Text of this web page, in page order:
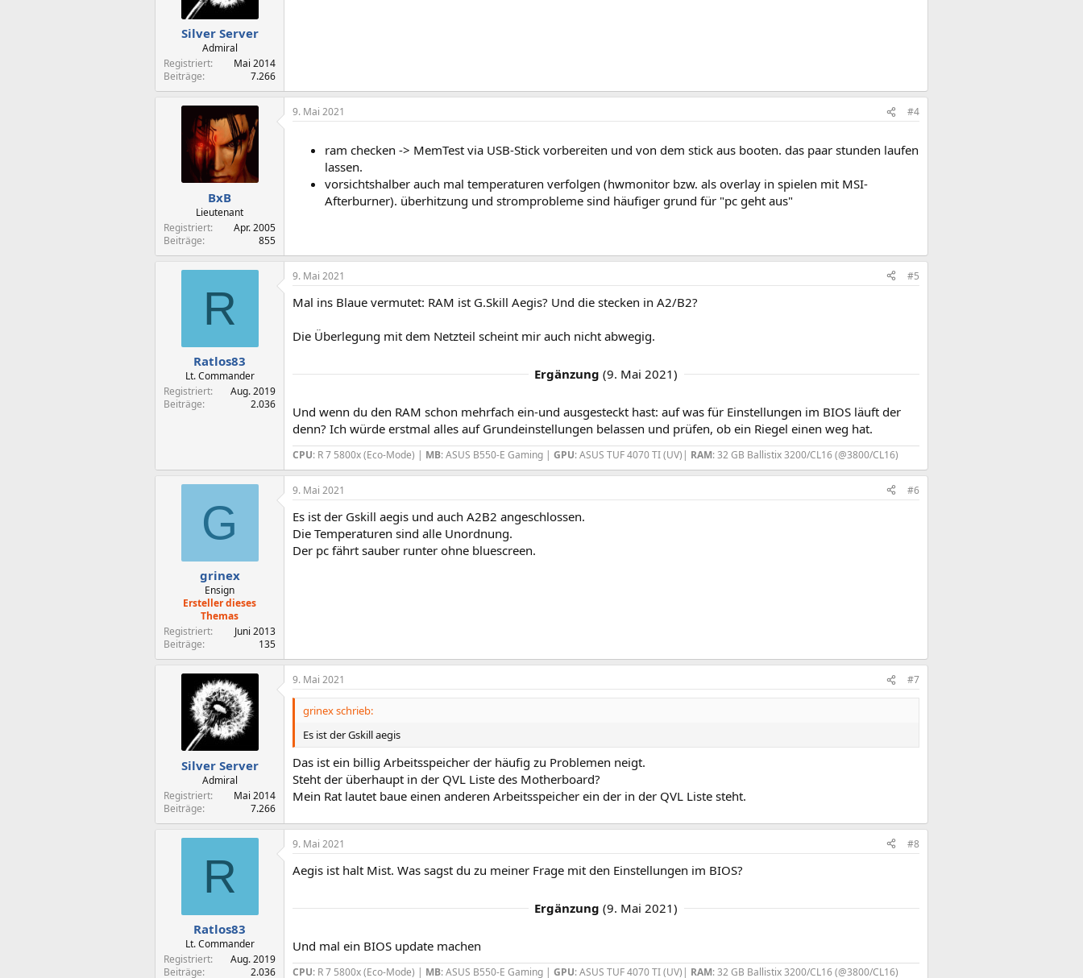
Silver Server
Admiral
Registriert
Mai 2014
Beiträge
7.266
BxB
Lieutenant
Registriert
Apr. 2005
Beiträge
855
9. Mai 2021 #4
ram checken -> MemTest via USB-Stick vorbereiten und von dem stick aus booten. das paar stunden laufen
lassen.
vorsichtshalber auch mal temperaturen verfolgen (hwmonitor bzw. als overlay in spielen mit MSI-
Afterburner). überhitzung und stromprobleme sind häufiger grund für "pc geht aus"
R
Ratlos83
Lt. Commander
Registriert
Aug. 2019
Beiträge
2.036
9. Mai 2021 #5
Mal ins Blaue vermutet: RAM ist G.Skill Aegis? Und die stecken in A2/B2?
Die Überlegung mit dem Netzteil scheint mir auch nicht abwegig.
Ergänzung (9. Mai 2021)
Und wenn du den RAM schon mehrfach ein-und ausgesteckt hast: auf was für Einstellungen im BIOS läuft der
denn? Ich würde erstmal alles auf Grundeinstellungen belassen und prüfen, ob ein Riegel einen weg hat.
CPU: R 7 5800x (Eco-Mode) | MB: ASUS B550-E Gaming | GPU: ASUS TUF 4070 TI (UV)| RAM: 32 GB Ballistix 3200/CL16 (@3800/CL16)
G
grinex
Ensign
Ersteller dieses
Themas
Registriert
Juni 2013
Beiträge
135
9. Mai 2021 #6
Es ist der Gskill aegis und auch A2B2 angeschlossen.
Die Temperaturen sind alle Unordnung.
Der pc fährt sauber runter ohne bluescreen.
Silver Server
Admiral
Registriert
Mai 2014
Beiträge
7.266
9. Mai 2021 #7
grinex schrieb:
Es ist der Gskill aegis
Das ist ein billig Arbeitsspeicher der häufig zu Problemen neigt.
Steht der überhaupt in der QVL Liste des Motherboard?
Mein Rat lautet baue einen anderen Arbeitsspeicher ein der in der QVL Liste steht.
R
Ratlos83
Lt. Commander
Registriert
Aug. 2019
Beiträge
2.036
9. Mai 2021 #8
Aegis ist halt Mist. Was sagst du zu meiner Frage mit den Einstellungen im BIOS?
Ergänzung (9. Mai 2021)
Und mal ein BIOS update machen
CPU: R 7 5800x (Eco-Mode) | MB: ASUS B550-E Gaming | GPU: ASUS TUF 4070 TI (UV)| RAM: 32 GB Ballistix 3200/CL16 (@3800/CL16)